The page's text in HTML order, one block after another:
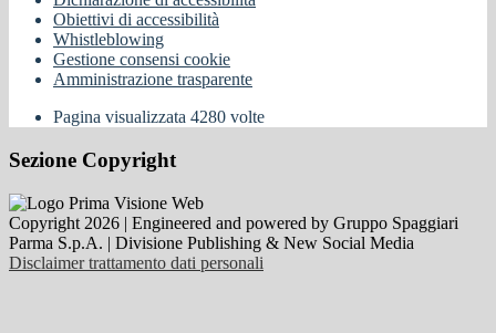
Obiettivi di accessibilità
Whistleblowing
Gestione consensi cookie
Amministrazione trasparente
Pagina visualizzata 4280 volte
Sezione Copyright
Copyright 2026 | Engineered and powered by Gruppo Spaggiari
Parma S.p.A. | Divisione Publishing & New Social Media
Disclaimer trattamento dati personali